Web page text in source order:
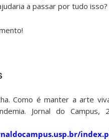
a passar por tudo isso?
Como é manter a arte
Jornal do Campus,